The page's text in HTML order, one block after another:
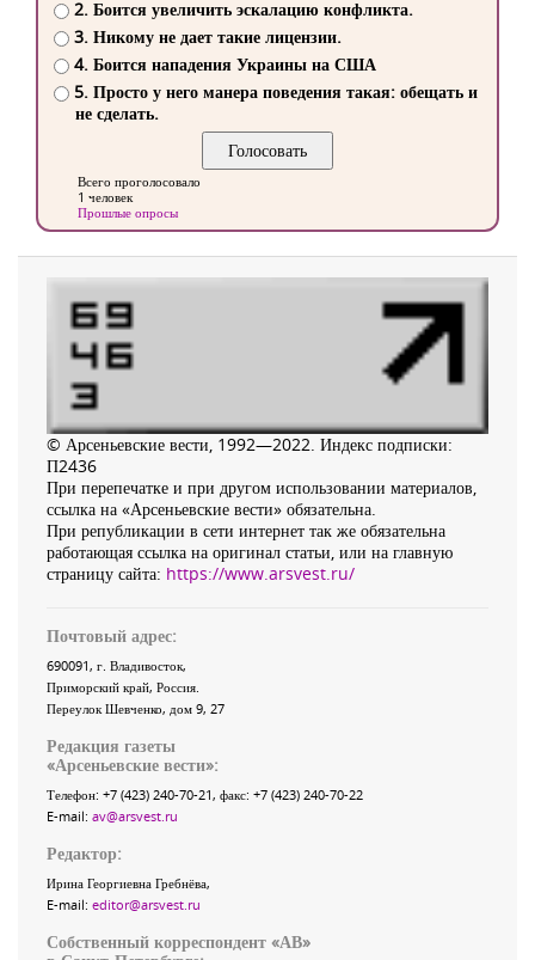
2. Боится увеличить эскалацию конфликта.
3. Никому не дает такие лицензии.
4. Боится нападения Украины на США
5. Просто у него манера поведения такая: обещать и
не сделать.
Всего проголосовало
1 человек
Прошлые опросы
© Арсеньевские вести, 1992—2022. Индекс подписки:
П2436
При перепечатке и при другом использовании материалов,
ссылка на «Арсеньевские вести» обязательна.
При републикации в сети интернет так же обязательна
работающая ссылка на оригинал статьи, или на главную
страницу сайта: https://www.arsvest.ru/
Почтовый адрес:
690091, г. Владивосток,
Приморский край, Россия
Переулок Шевченко, дом 9, 27
Редакция газеты
«Арсеньевские вести»:
Телефон: +7 (423) 240-70-21, факс: +7 (423) 240-70-22
E-mail: av@arsvest.ru
Редактор:
Ирина Георгиевна Гребнёва,
E-mail: editor@arsvest.ru
Собственный корреспондент «АВ»